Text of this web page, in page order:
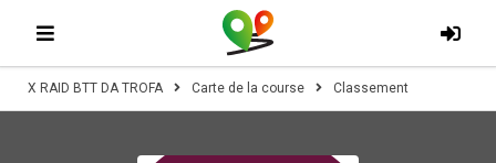
X RAID BTT DA TROFA Carte de la course Classement